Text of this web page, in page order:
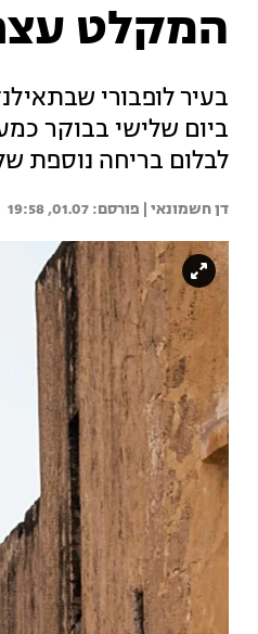
המקלט עצר בזמן
בעיר לופבורי
לבלום בריחה נוספת של יותר
דן חשמונאי | 01.07, 19:58